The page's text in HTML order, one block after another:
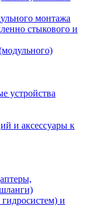
монтажа
стыкового и
устройства
и аксессуары к
и